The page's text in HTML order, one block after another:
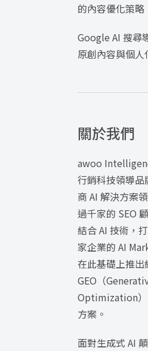
的內容優化策略
Google AI 搜尋
原創內容與個人
關於我們
awoo
行銷科技領導品
商 AI 解決方案
過千家的 SEO
結合 AI 技術，
家企業的 AI
在此基礎上推出
GEO（
Optimization）
方案。
面對生成式 AI